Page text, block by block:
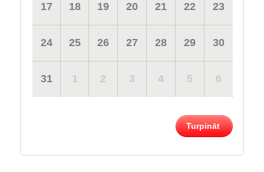
17 18 19 20 21 22 23
24 25 26 27 28 29 30
31 1 2 3 4 5 6
Turpināt